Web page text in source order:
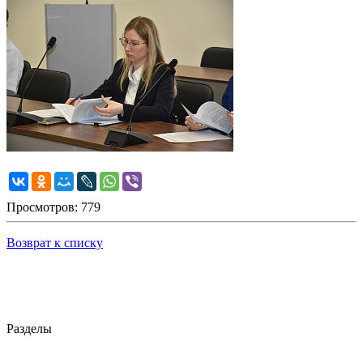
Просмотров: 779
Возврат к списку
Разделы